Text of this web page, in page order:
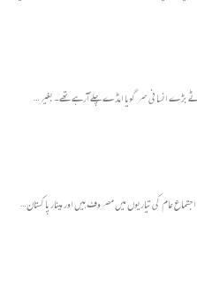
بڑے انسانی سر گویا امڈے چلے آرہے تھے۔ بغیر…
عام کی تیاریوں میں مصروف ہیں اور مینار پاکستان…